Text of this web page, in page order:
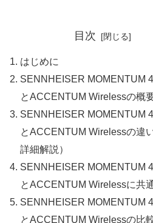
目次
はじめに
SENNHEISER MOMENTUM
とACCENTUM Wirelessの概
SENNHEISER MOMENTUM
とACCENTUM Wirelessの違
詳細解説）
SENNHEISER MOMENTUM
とACCENTUM Wirelessに共
SENNHEISER MOMENTUM
とACCENTUM Wirelessの比